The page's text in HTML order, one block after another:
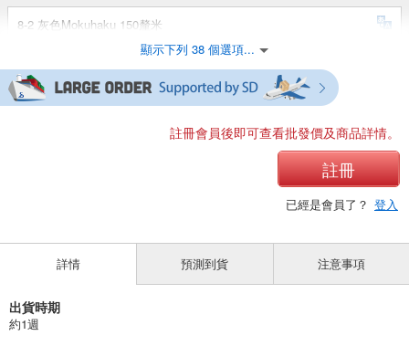
8-2 灰色Mokuhaku 150釐米
批發價: 僅限會員查看 1個/組
1個/組 售罄
1個/組 有庫存
8-3米色120釐米
顯示下列 38 個選項...
註冊會員後即可查看批發價及商品詳情。
註冊
已經是會員了？ 登入
詳情
出貨時期
約1週
預測到貨 注意事項